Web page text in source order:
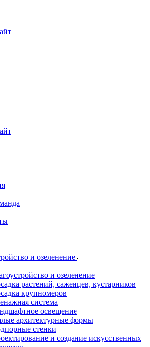
и озеленение
и озеленение
растений, саженцев, кустарников
крупномеров
система
освещение
архитектурные формы
стенки
и создание искусственных